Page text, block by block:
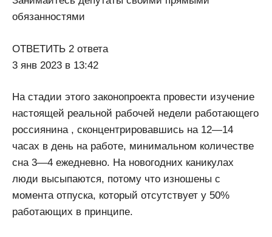
обязанностями
ОТВЕТИТЬ 2 ответа
3 янв 2023 в 13:42
На стадии этого законопроекта провести изучение
настоящей реальной рабочей недели работающего
россиянина , сконцентрировавшись на 12—14
часах в день на работе, минимальном количестве
сна 3—4 ежедневно. На новогодних каникулах
люди высыпаются, потому что изношены с
момента отпуска, который отсутствует у 50%
работающих в принципе.